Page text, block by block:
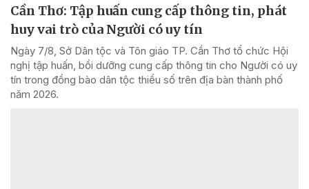
Cần Thơ: Tập huấn cung cấp thông tin, phát
huy vai trò của Người có uy tín
Ngày 7/8, Sở Dân tộc và Tôn giáo TP. Cần Thơ tổ chức Hội
nghị tập huấn, bồi dưỡng cung cấp thông tin cho Người có uy
tín trong đồng bào dân tộc thiểu số trên địa bàn thành phố
năm 2026.